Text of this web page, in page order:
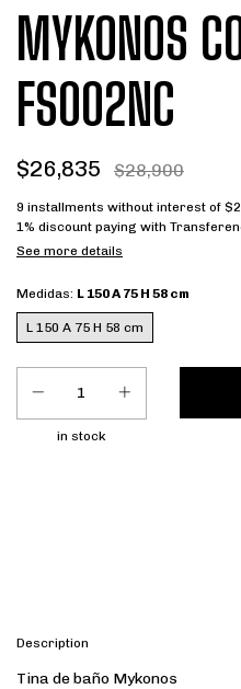
MYKONOS
FS002NC
$26,835 $28,900
9 installments without interest of
1% discount paying with
See more details
Medidas: L 150 A 75 H 58 cm
L 150 A 75 H 58 cm
in stock
Description
Tina de baño Mykonos